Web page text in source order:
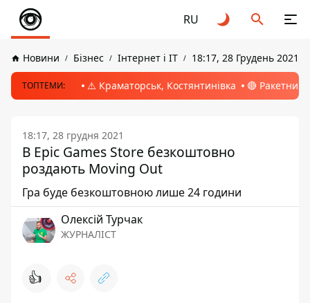
RU
Новини Бізнес Інтернет і ІТ 18:17, 28 Грудень 2021
ТОПТЕМИ: ⚠️ Краматорськ, Костянтинівка 🔴 Ракетний
18:17, 28 грудня 2021
В Epic Games Store безкоштовно
роздають Moving Out
Гра буде безкоштовною лише 24 години
Олексій Турчак
ЖУРНАЛІСТ
👍